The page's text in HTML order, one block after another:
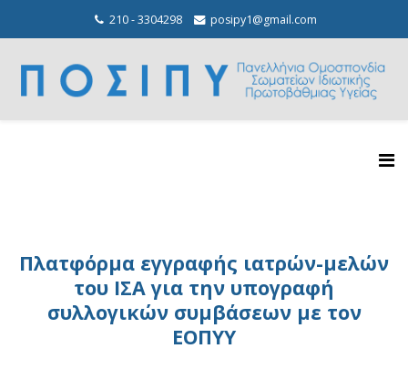
210 - 3304298 posipy1@gmail.com
Πλατφόρμα εγγραφής ιατρών-μελών
του ΙΣΑ για την υπογραφή
συλλογικών συμβάσεων με τον
ΕΟΠΥΥ